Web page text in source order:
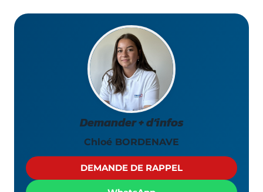
Demander + d’infos
Chloé BORDENAVE
DEMANDE DE RAPPEL